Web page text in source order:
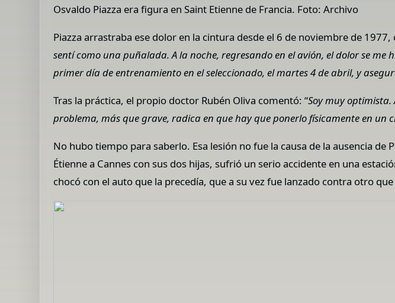
Osvaldo Piazza era figura en Saint Etienne de Francia. Foto: Archivo
Piazza arrastraba ese dolor en la cintura desde el 6 de noviembre de
sentí como una puñalada. A la noche, regresando en el avión, el dolor se me
primer día de entrenamiento en el seleccionado, el martes 4 de abril, y
Tras la práctica, el propio doctor Rubén Oliva comentó: “Soy muy
problema, más que grave, radica en que hay que ponerlo físicamente en un
No hubo tiempo para saberlo. Esa lesión no fue la causa de la ausencia de
Étienne a Cannes con sus dos hijas, sufrió un serio accidente en una
chocó con el auto que la precedía, que a su vez fue lanzado contra otro que